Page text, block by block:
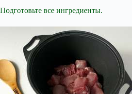
Подготовьте все ингредиенты.